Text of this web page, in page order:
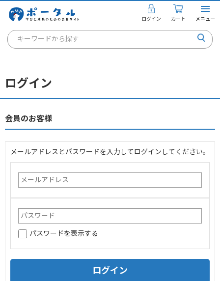
ログイン カート メニュー
キーワードから探す
通信講座
講座を探す
個人のお客様
法人のお客様
企業情報
採用情報
ログイン
会員のお客様
メールアドレスとパスワードを入力してログインしてください。
パスワードを表示する